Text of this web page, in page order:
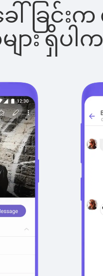
ခေါ်ခြ
ျား ရှိ